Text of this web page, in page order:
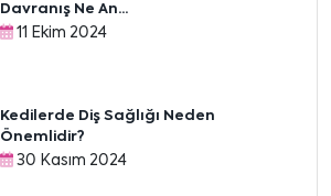
Davranış Ne An...
11 Ekim 2024
Kedilerde Diş Sağlığı Neden
Önemlidir?
30 Kasım 2024